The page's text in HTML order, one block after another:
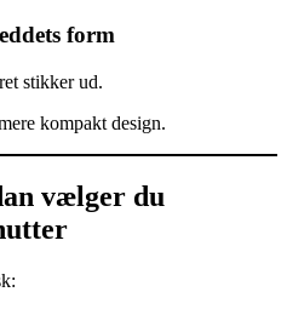
form
stikker ud.
kompakt design.
vælger du